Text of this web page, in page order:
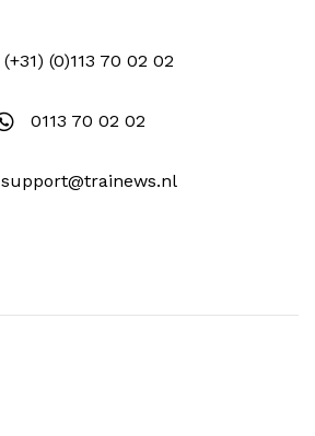
(+31) (0)113 70 02 02
0113 70 02 02
support@trainews.nl